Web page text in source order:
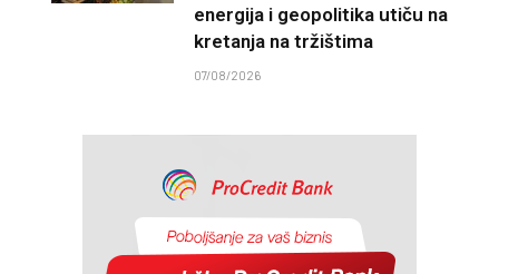
energija i geopolitika utiču na
kretanja na tržištima
07/08/2026